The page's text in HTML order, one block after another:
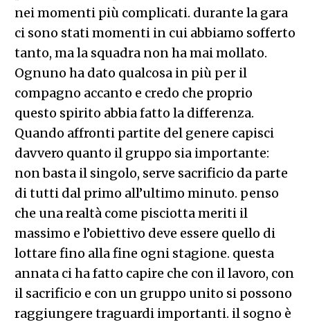
nei momenti più complicati. durante la gara
ci sono stati momenti in cui abbiamo sofferto
tanto, ma la squadra non ha mai mollato.
Ognuno ha dato qualcosa in più per il
compagno accanto e credo che proprio
questo spirito abbia fatto la differenza.
Quando affronti partite del genere capisci
davvero quanto il gruppo sia importante:
non basta il singolo, serve sacrificio da parte
di tutti dal primo all’ultimo minuto. penso
che una realtà come pisciotta meriti il
massimo e l’obiettivo deve essere quello di
lottare fino alla fine ogni stagione. questa
annata ci ha fatto capire che con il lavoro, con
il sacrificio e con un gruppo unito si possono
raggiungere traguardi importanti. il sogno è